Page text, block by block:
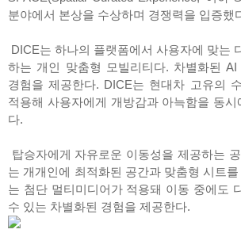
분야에서 본상을 수상하며 경쟁력을 입증했
DICE는 하나의 플랫폼에서 사용자에 맞는
하는 개인 맞춤형 모빌리티다. 차별화된
경험을 제공한다. DICE는 현대차 고유의
적용해 사용자에게 개방감과 아늑함을 동
다.
탑승자에게 자유로운 이동성을 제공하는
는 개개인에 최적화된 공간과 맞춤형 시트
는 첨단 멀티미디어가 적용돼 이동 중에도
수 있는 차별화된 경험을 제공한다.